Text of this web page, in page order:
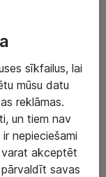
sīkfailus, lai
mūsu datu
reklāmas.
un tiem nav
nepieciešami
akceptēt
savas